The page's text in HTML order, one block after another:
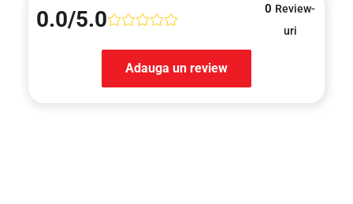
0.0/5.0 0 Review-
uri
Adauga un review